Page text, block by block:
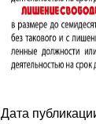
Дата